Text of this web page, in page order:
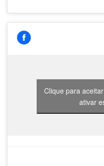
Clique para
ativar